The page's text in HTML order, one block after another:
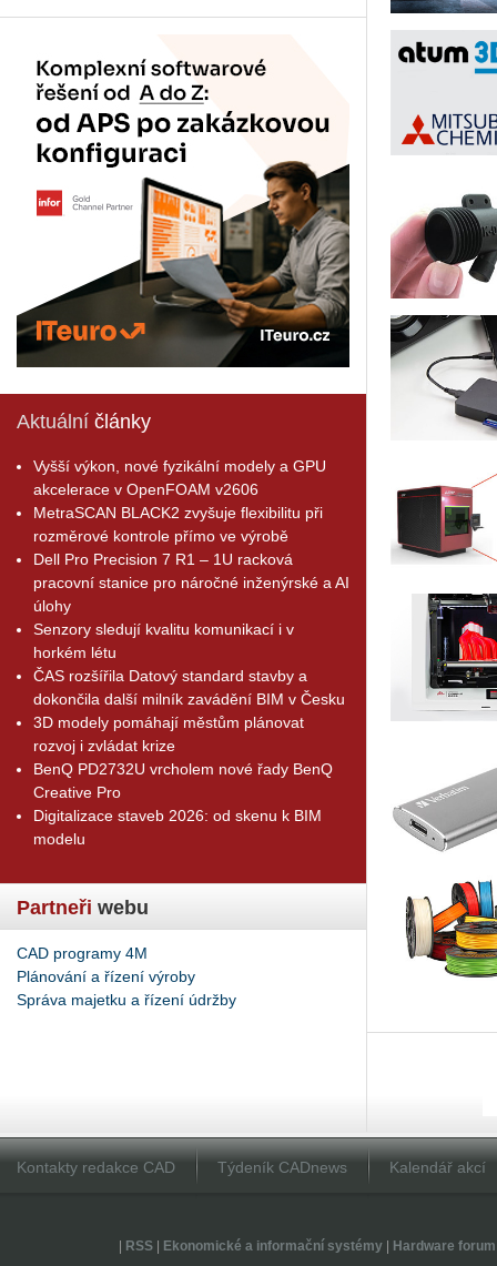
Aktuální články
Vyšší výkon, nové fyzikální modely a GPU
akcelerace v OpenFOAM v2606
MetraSCAN BLACK2 zvyšuje flexibilitu při
rozměrové kontrole přímo ve výrobě
Dell Pro Precision 7 R1 – 1U racková
pracovní stanice pro náročné inženýrské a AI
úlohy
Senzory sledují kvalitu komunikací i v
horkém létu
ČAS rozšířila Datový standard stavby a
dokončila další milník zavádění BIM v Česku
3D modely pomáhají městům plánovat
rozvoj i zvládat krize
BenQ PD2732U vrcholem nové řady BenQ
Creative Pro
Digitalizace staveb 2026: od skenu k BIM
modelu
Partneři webu
CAD programy 4M
Plánování a řízení výroby
Správa majetku a řízení údržby
Kontakty redakce CAD Týdeník CADnews Kalendář akcí
RSS| Ekonomické a informační systémy| Hardware forum